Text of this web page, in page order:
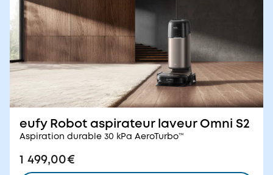
eufy Robot aspirateur laveur Omni S2
Aspiration durable 30 kPa AeroTurbo™
1 499,00€